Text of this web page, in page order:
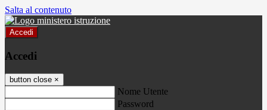
Salta al contenuto
Accedi
Accedi
button close ×
Nome Utente
Password